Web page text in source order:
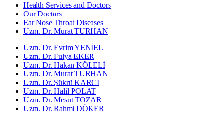
Health Services and Doctors
Our Doctors
Ear Nose Throat Diseases
Uzm. Dr. Murat TURHAN
Uzm. Dr. Evrim YENİEL
Uzm. Dr. Fulya EKER
Uzm. Dr. Hakan KÖLELİ
Uzm. Dr. Murat TURHAN
Uzm. Dr. Şükrü KARCI
Uzm. Dr. Halil POLAT
Uzm. Dr. Mesut TOZAR
Uzm. Dr. Rahmi DÖKER